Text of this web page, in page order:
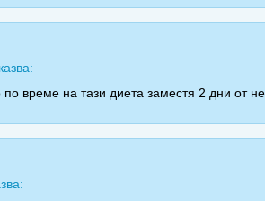
казва:
време на тази диета заместя 2 дни от